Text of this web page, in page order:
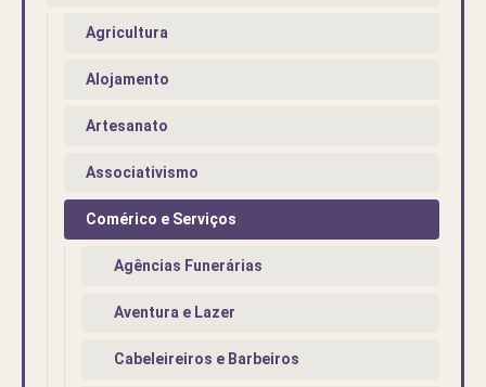
Agricultura
Alojamento
Artesanato
Associativismo
Comérico e Serviços
Agências Funerárias
Aventura e Lazer
Cabeleireiros e Barbeiros